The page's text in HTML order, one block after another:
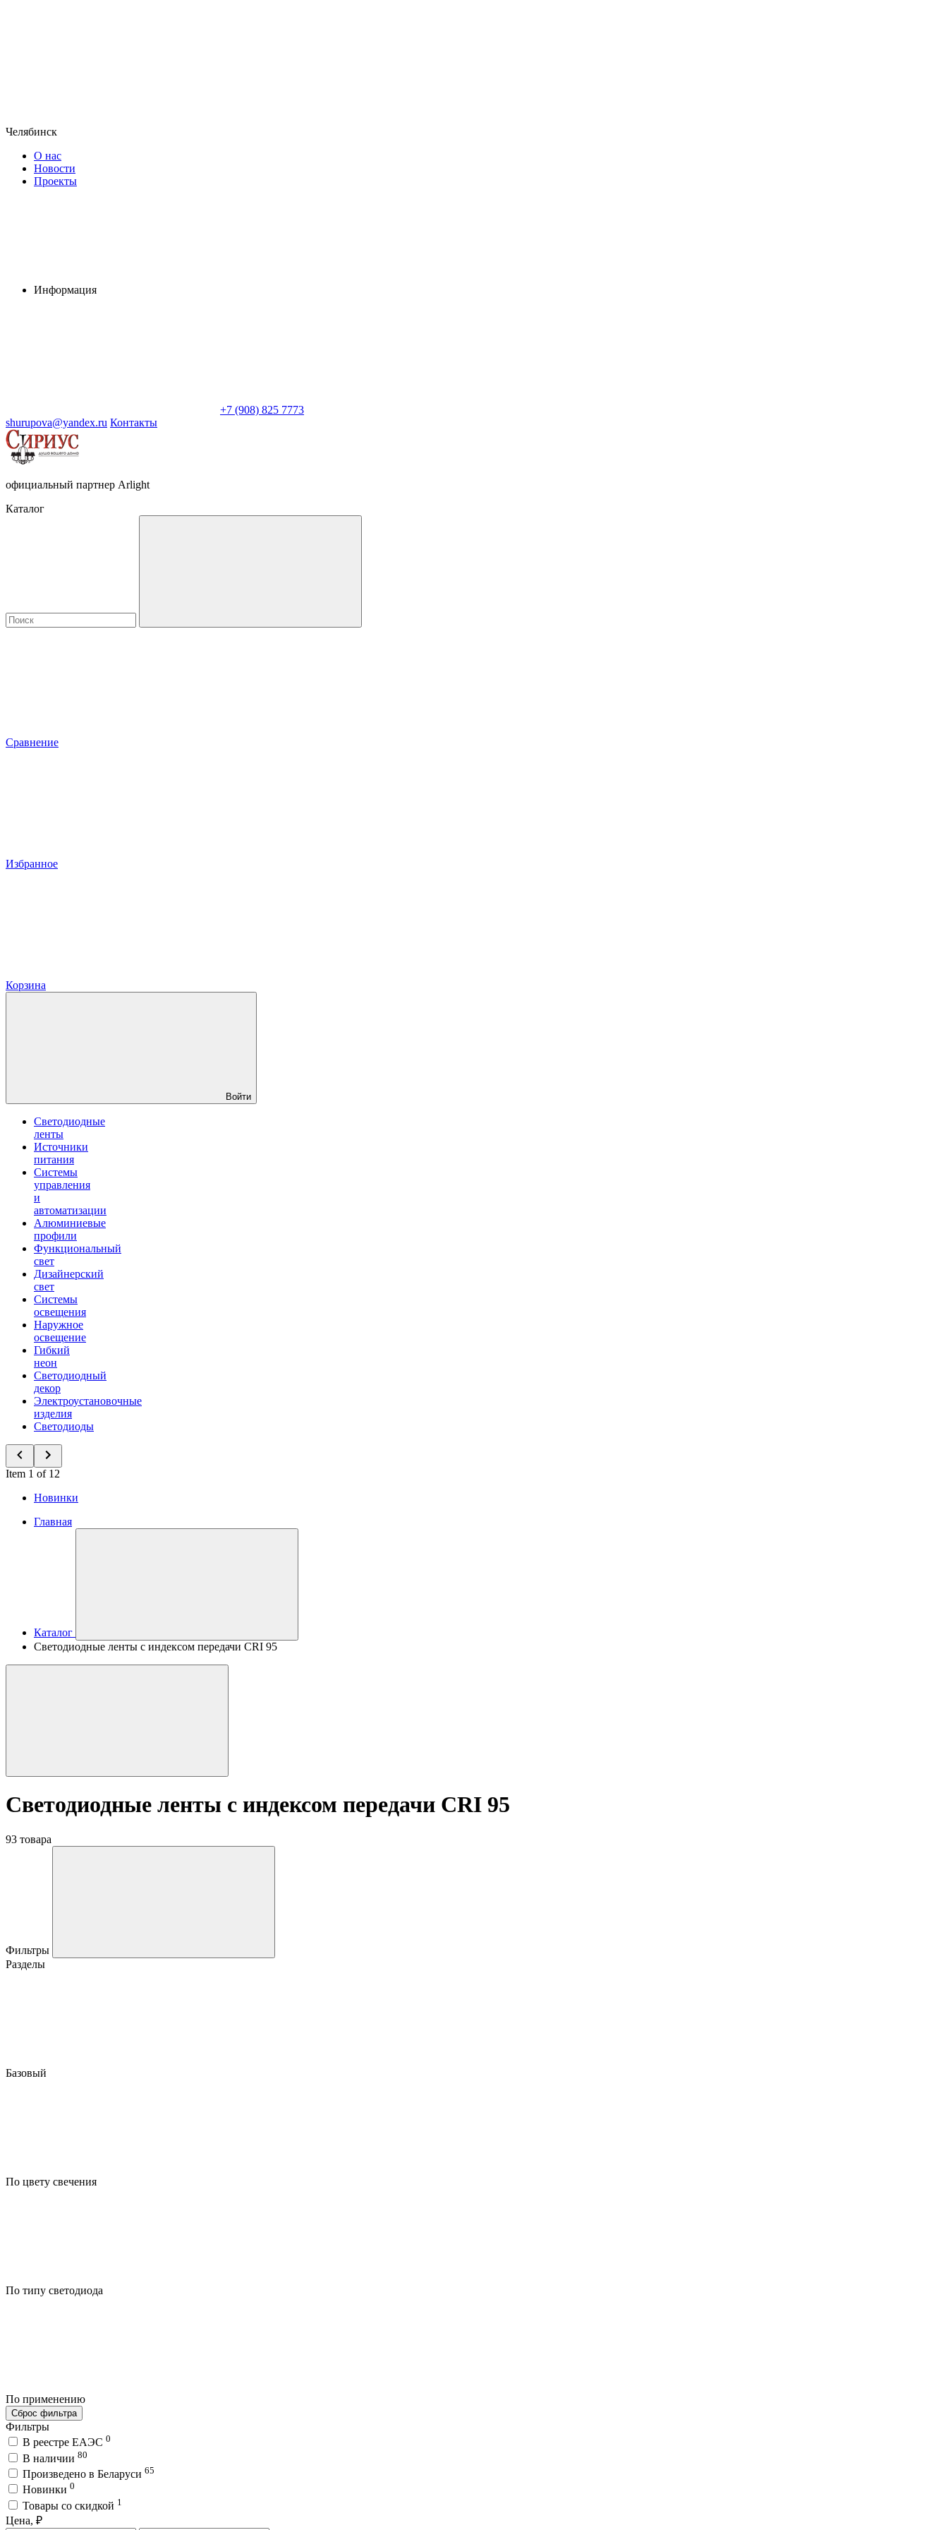
Челябинск
О нас
Новости
Проекты
Информация
+7 (908) 825 7773
shurupova@yandex.ru Контакты
официальный партнер Arlight
Каталог
Сравнение
Избранное
Корзина
Войти
Светодиодные
ленты
Источники
питания
Системы
управления
и
автоматизации
Алюминиевые
профили
Функциональный
свет
Дизайнерский
свет
Системы
освещения
Наружное
освещение
Гибкий
неон
Светодиодный
декор
Электроустановочные
изделия
Светодиоды
Item 1 of 12
Новинки
Главная
Каталог
Светодиодные ленты с индексом передачи CRI 95
Светодиодные ленты с индексом передачи CRI 95
93 товара
Фильтры
Разделы
Базовый
По цвету свечения
По типу светодиода
По применению
Сброс фильтра
Фильтры
В реестре ЕАЭС 0
В наличии 80
Произведено в Беларуси 65
Новинки 0
Товары со скидкой 1
Цена, ₽